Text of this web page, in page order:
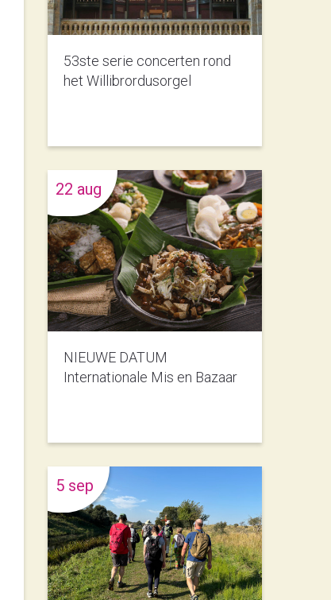
53ste serie concerten rond
het Willibrordusorgel
NIEUWE DATUM
Internationale Mis en Bazaar
22 aug
5 sep